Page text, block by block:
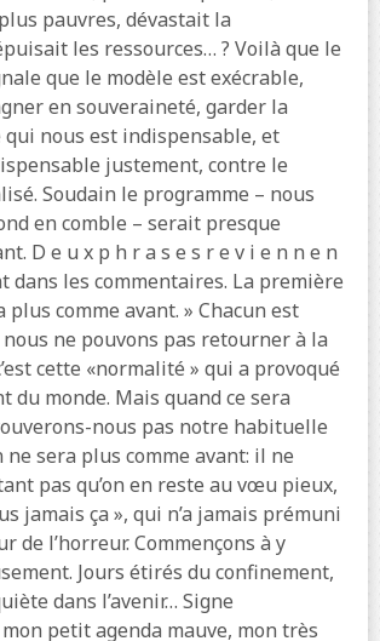
pauvres, dévastait la
les ressources… ? Voilà que le
que le modèle est exécrable,
en souveraineté, garder la
qui nous est indispensable, et
justement, contre le
Soudain le programme – nous
en comble – serait presque
D e u x p h r a s e s r e v i e n n e n
dans les commentaires. La première
plus comme avant. » Chacun est
ne pouvons pas retourner à la
cette «normalité » qui a provoqué
du monde. Mais quand ce sera
nous pas notre habituelle
ne sera plus comme avant: il ne
pas qu’on en reste au vœu pieux,
jamais ça », qui n’a jamais prémuni
de l’horreur. Commençons à y
Jours étirés du confinement,
dans l’avenir… Signe
petit agenda mauve, mon très